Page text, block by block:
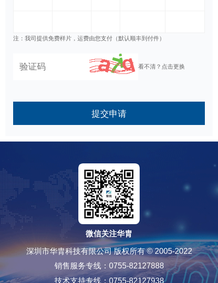
注：我司提供免费样片，运费由您支付（默认顺丰到付件）
看不清？点击更换
提交申请
微信关注华胄
深圳市华胄科技有限公司 版权所有 © 2005-2022
销售服务专线：0755-82127888
技术支持专线：0755-82127938